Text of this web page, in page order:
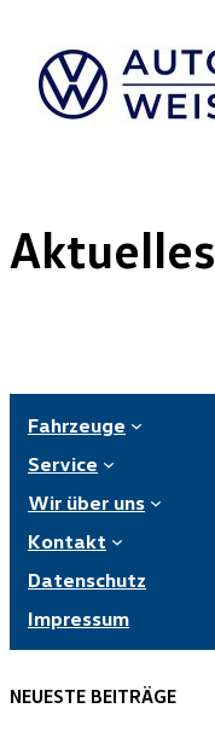
Inhalt
springen
Aktuelles
Fahrzeuge
Service
Wir über uns
Kontakt
Datenschutz
Impressum
NEUESTE BEITRÄGE